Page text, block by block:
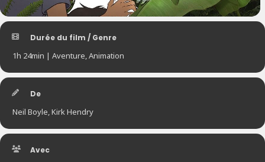
Durée du film / Genre
1h 24min | Aventure, Animation
De
Neil Boyle, Kirk Hendry
Avec